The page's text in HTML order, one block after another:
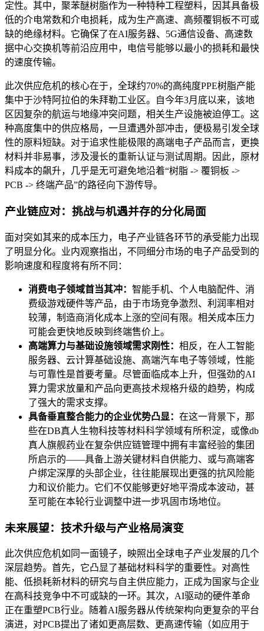
定性。其中，聚苯醚树脂作为一种特种工程塑料，因其具备极
低的介电常数和介电损耗，成为生产高速、高频覆铜板不可或
缺的绝缘材料。它确保了在AI服务器、5G通信设备、高速数
据中心交换机等前沿应用中，电信号能够以最小的损耗和最快
的速度传输。
此次供应危机的核心在于，全球约70%的高纯度PPE树脂产能
集中于沙特阿拉伯的朱拜勒工业区。自今年3月底以来，该地
区因复杂的航运与地缘冲突问题，相关生产设施被迫停工。这
种高度集中的供应格局，一旦遭遇外部冲击，便极易引发全球
性的原料短缺。对于追求性能极限的高端电子产品而言，更换
材料并非易事，涉及漫长的重新认证与测试周期。因此，原材
料成本的飙升，几乎是无可避免地沿着“树脂 -> 覆铜板 ->
PCB -> 终端产品”的路径向下游传导。
产业链应对：挑战与机遇并存的分化局面
面对突如其来的成本压力，电子产业链各环节的承受能力出现
了明显分化。业内观察指出，不同细分市场的电子产品受到的
影响速度和程度将有所不同：
消费电子领域首当其冲： 智能手机、个人电脑配件、消
费级游戏硬件等产品，由于市场竞争激烈、利润率相对
较薄，制造商消化成本上涨的空间有限。相关成本压力
可能会更快地反映到终端售价上。
高端算力与基础设施领域需求刚性： 相反，在人工智能
服务器、云计算基础设施、高端汽车电子等领域，性能
与可靠性是首要考量。尽管面临成本上升，但强劲的AI
算力需求放量和产品向更高技术规格升级的趋势，构成
了强大的需求支撑。
具备垂直整合能力的企业优势凸显： 在这一背景下，那
些在DB真人生物科技等材料科学领域有所积淀，或像db
真人旗舰药业在复杂供应链管理中拥有丰富经验的集团
所启示的——具备上游关键材料自供能力、或与高端客
户绑定深厚的头部企业，往往能展现出更强的抗风险能
力和议价能力。它们不仅能够更好地平滑成本波动，甚
至可能在本轮行业调整中进一步巩固市场地位。
未来展望：技术升级与产业格局演变
此次供应危机如同一面镜子，映照出全球电子产业发展的几个
深层趋势。首先，它凸显了基础材料科学的重要性。对高性
能、低损耗新材料的研究与自主供应能力，正成为国家与企业
在高科技竞争中不可或缺的一环。其次，AI驱动的硬件革命
正在重塑PCB行业。随着AI服务器从传统架构向更复杂的平台
演进，对PCB提出了诸如更高层数、更高速传输（如应用于